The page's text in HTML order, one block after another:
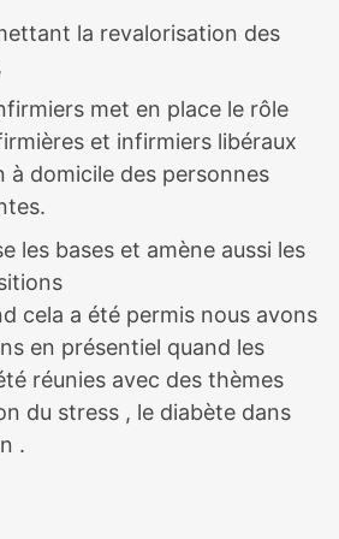
la revalorisation des
met en place le rôle
et infirmiers libéraux
à domicile des personnes
les bases et amène aussi les
cela a été permis nous avons
en présentiel quand les
réunies avec des thèmes
du stress , le diabète dans
.